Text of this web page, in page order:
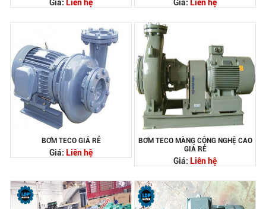
Giá: Liên hệ Giá: Liên hệ
BƠM TECO GIÁ RẺ
Giá: Liên hệ
BƠM TECO MÀNG CÔNG NGHỆ CAO
GIÁ RẺ
Giá: Liên hệ